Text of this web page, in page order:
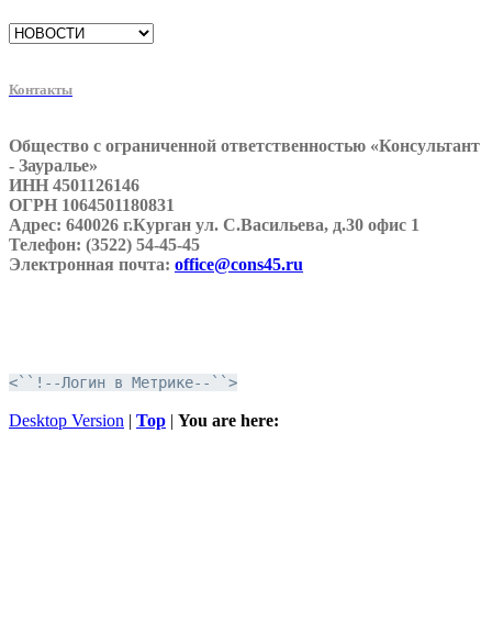
Контакты
Общество с ограниченной ответственностью «Консультант
- Зауралье»
ИНН 4501126146
ОГРН 1064501180831
Адрес: 640026 г.Курган ул. С.Васильева, д.30 офис 1
Телефон: (3522) 54-45-45
Электронная почта: office@cons45.ru
<``!--Логин в Метрике--``>
Desktop Version | Top | You are here: